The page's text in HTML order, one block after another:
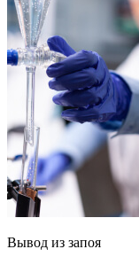
Вывод из запоя